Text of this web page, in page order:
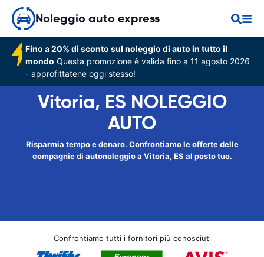
Noleggio auto express
Fino a 20% di sconto sul noleggio di auto in tutto il
mondo Questa promozione è valida fino a 11 agosto 2026
- approfittatene oggi stesso!
Vitoria, ES NOLEGGIO
AUTO
Risparmia tempo e denaro. Confrontiamo le offerte delle
compagnie di autonoleggio a Vitoria, ES al posto tuo.
Confrontiamo tutti i fornitori più conosciuti